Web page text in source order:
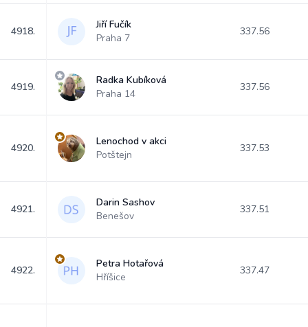
4918.
Jiří Fučík
Praha 7
337.56
4919.
Radka Kubíková
Praha 14
337.56
4920.
Lenochod v akci
Potštejn
337.53
4921.
Darin Sashov
Benešov
337.51
4922.
Petra Hotařová
Hříšice
337.47